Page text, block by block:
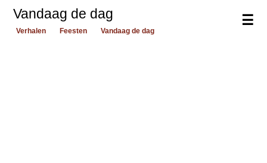
☰
Vandaag de dag
Verhalen Feesten Vandaag de dag